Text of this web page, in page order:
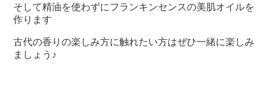
そして精油を使わずにフランキンセンスの美肌オイルを
作ります
古代の香りの楽しみ方に触れたい方はぜひ一緒に楽しみ
ましょう♪